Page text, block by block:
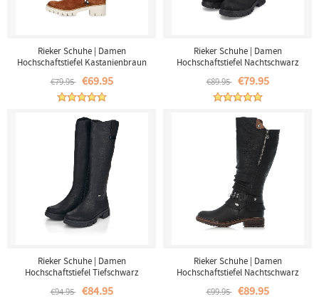
Rieker Schuhe | Damen
Hochschaftstiefel Kastanienbraun
€79.95 €69.95
Rieker Schuhe | Damen
Hochschaftstiefel Nachtschwarz
€89.95 €79.95
Rieker Schuhe | Damen
Hochschaftstiefel Tiefschwarz
€94.95 €84.95
Rieker Schuhe | Damen
Hochschaftstiefel Nachtschwarz
€99.95 €89.95